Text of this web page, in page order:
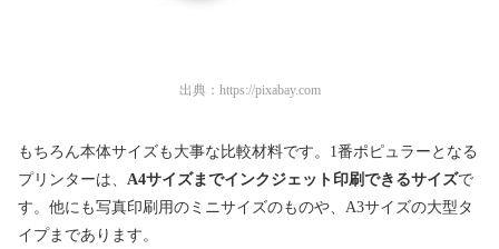
出典： https://pixabay.com
もちろん本体サイズも大事な比較材料です。1番ポピュラーとなる
プリンターは、 A4サイズまでインクジェット印刷できるサイズで
す。他にも写真印刷用のミニサイズのものや、A3サイズの大型タ
イプまであります。